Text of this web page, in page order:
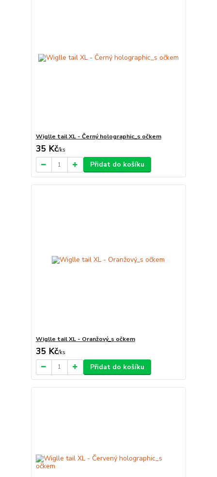
Wiglle tail XL - Černý holographic_s očkem
35 Kč/ks
Přidat do košíku
Wiglle tail XL - Oranžový_s očkem
35 Kč/ks
Přidat do košíku